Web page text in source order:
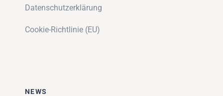
Datenschutzerklärung
Cookie-Richtlinie (EU)
NEWS